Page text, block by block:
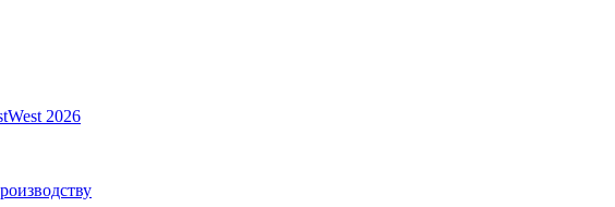
2026